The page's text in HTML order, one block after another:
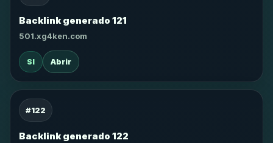
Backlink generado 121
501.xg4ken.com
SI Abrir
#122
Backlink generado 122